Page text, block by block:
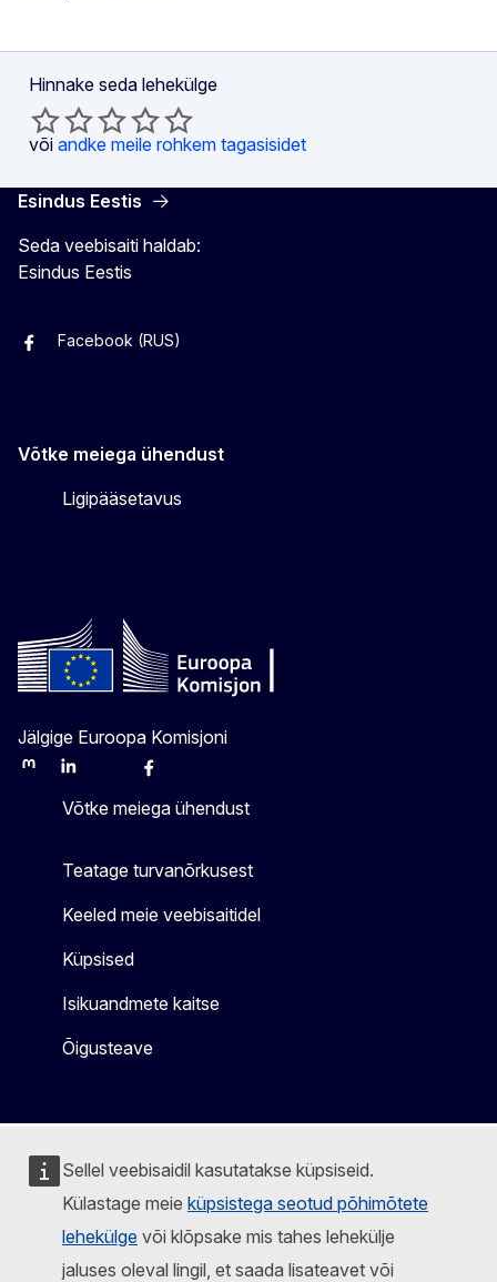
Sellel veebisaidil kasutatakse küpsiseid.
Külastage meie küpsistega seotud põhimõtete
lehekülge või klõpsake mis tahes lehekülje
jaluses oleval lingil, et saada lisateavet või
Hinnake seda lehekülge
või andke meile rohkem tagasisidet
Esindus Eestis
Seda veebisaiti haldab:
Esindus Eestis
Facebook (EST)
Facebook (RUS)
Võtke meiega ühendust
Ligipääsetavus
Jälgige Euroopa Komisjoni
MastodonLinkedInBlueskyFacebook
Võtke meiega ühendust
Teatage turvanõrkusest
Keeled meie veebisaitidel
Küpsised
Isikuandmete kaitse
Õigusteave